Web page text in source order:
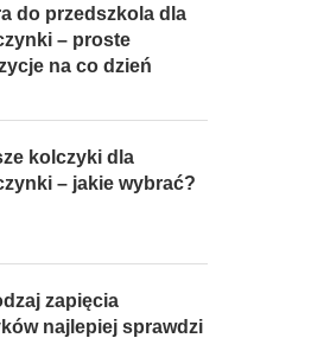
do przedszkola dla
– proste
na co dzień
kolczyki dla
– jakie wybrać?
zapięcia
najlepiej sprawdzi